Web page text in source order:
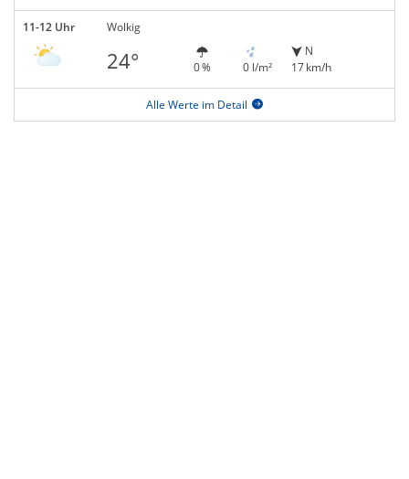
11-12 Uhr Wolkig
24° 0 % 0 l/m²
N
17 km/h
Alle Werte im Detail